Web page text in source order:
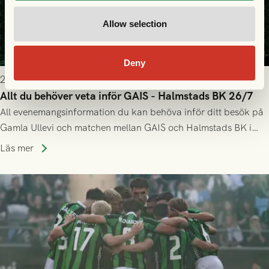
Allow selection
Deny
2026-07-25 9:00
Allt du behöver veta inför GAIS - Halmstads BK 26/7
All evenemangsinformation du kan behöva inför ditt besök på
Gamla Ullevi och matchen mellan GAIS och Halmstads BK i
Allsvenskan! Avspark kl 16.30 på söndag 26/7.
Läs mer